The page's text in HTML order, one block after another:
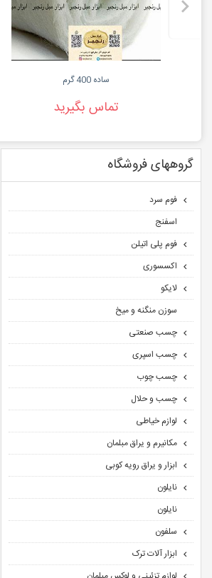
ساده 400 گرم
تماس بگیرید
گروههای فروشگاه
فوم سرد
اسفنج
فوم پلی اتیلن
اکسسوری
لایکو
سوزن منگنه و میخ
چسب صنعتی
چسب اسپری
چسب چوب
چسب و حلال
لوازم خیاطی
مکانیرم و یراق مبلمان
ابزار و یراق رویه کوبی
نایلون
نایلون
سلفون
ابزار آلات ترک